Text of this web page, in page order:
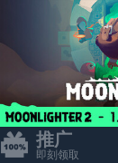
推广
即刻领取